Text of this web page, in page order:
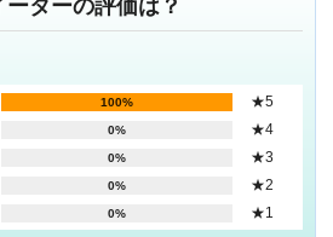
ーターの評価は？
100% ★5
0% ★4
0% ★3
0% ★2
0% ★1